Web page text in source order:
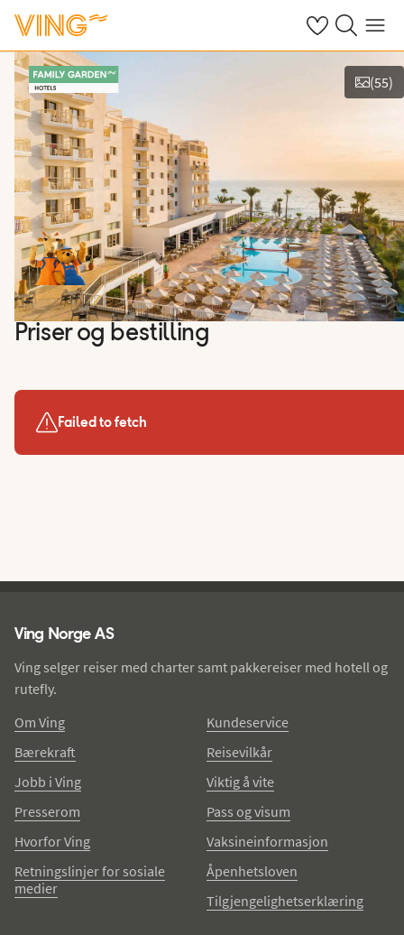
Se dine sparte
Søk påMeny
Vis bilder
(55)
Priser og bestilling
Failed to fetch
Ving Norge AS
Ving selger reiser med charter samt pakkereiser med hotell og
rutefly.
Om Ving
Bærekraft
Jobb i Ving
Presserom
Hvorfor Ving
Retningslinjer for sosiale
medier
Kundeservice
Reisevilkår
Viktig å vite
Pass og visum
Vaksineinformasjon
Åpenhetsloven
Tilgjengelighetserklæring